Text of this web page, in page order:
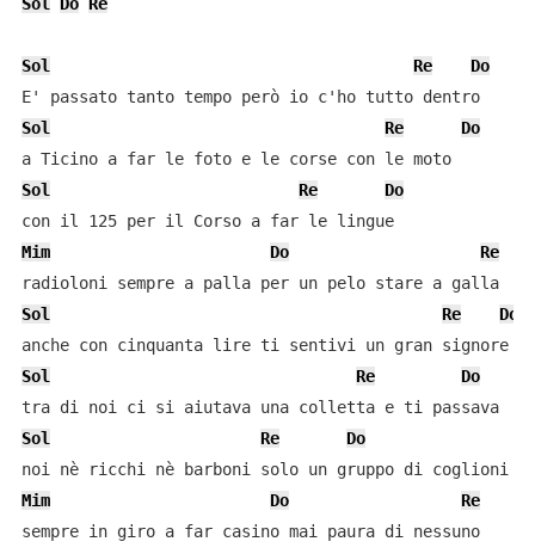
Sol Re
Do
E' passato tanto tempo però io c'ho tutto dentro
Sol
Re
Do
a Ticino a far le foto e le corse con le moto
Sol
Re
Do
con il 125 per il Corso a far le lingue
Mim
Do
Re
radioloni sempre a palla per un pelo stare a galla
Sol
Re
Do
anche con cinquanta lire ti sentivi un gran signore
Sol
Re
Do
tra di noi ci si aiutava una colletta e ti passava
Sol
Re
Do
Mim
Do
Re
sempre in giro a far casino mai paura di nessuno